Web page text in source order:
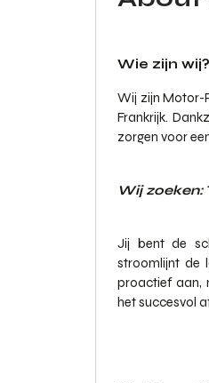
Wie zijn wij?
Wij zijn Motor-
Frankrijk.
zorgen voor
Wij zoeken:
Jij bent de
stroomlijnt de
proactief aan,
het succesvol